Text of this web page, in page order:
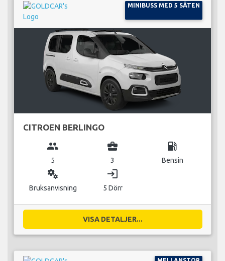
MINIBUSS MED 5 SÄTEN
CITROEN BERLINGO
group
5
business_center
3
local_gas_station
Bensin
miscellaneous_services
Bruksanvisning
login
5 Dörr
VISA DETALJER...